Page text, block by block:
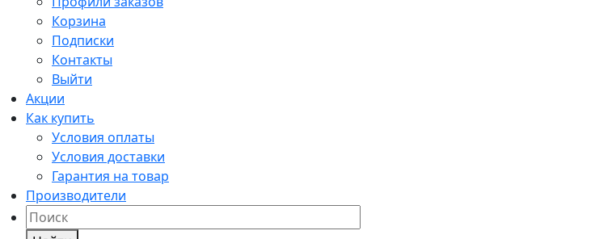
Корзина
Подписки
Контакты
Выйти
Акции
Как купить
Условия оплаты
Условия доставки
Гарантия на товар
Производители